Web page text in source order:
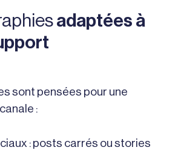
adaptées à
sont pensées pour une
:
: posts carrés ou stories